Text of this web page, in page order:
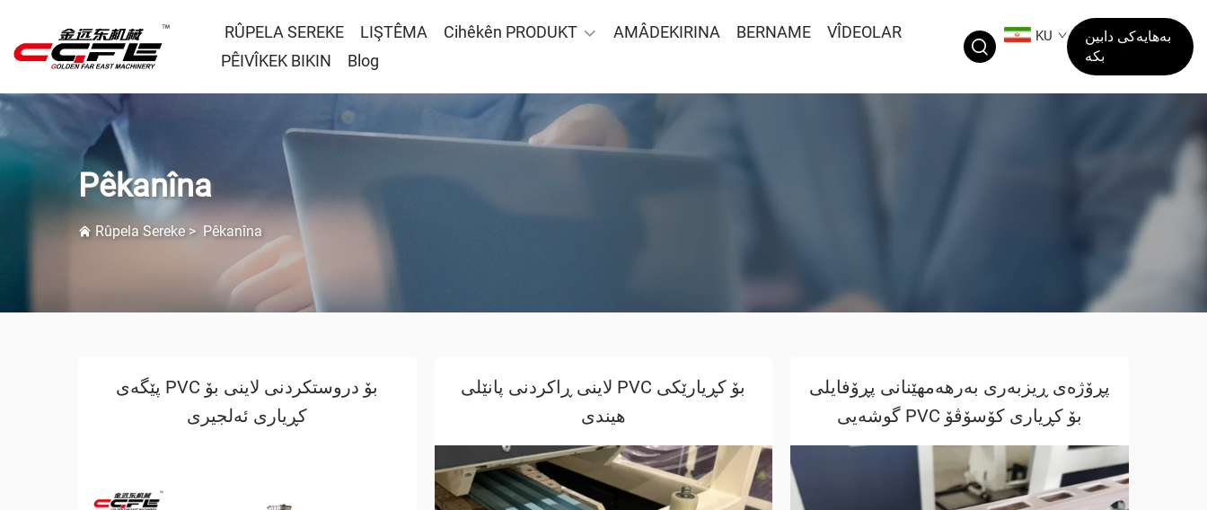
RÛPELA SEREKE LIŞTÊMA Cihêkên PRODUKT AMÂDEKIRINA BERNAME
VÎDEOLAR
PÊIVÎKEK BIKIN
Blog
KU
بەهایەکی دابین
بکە
Pêkanîna
Rûpela Sereke > Pêkanîna
پێگەی PVC بۆ دروستکردنی لاینی بۆ
کڕیاری ئەلجیری
لاینی ڕاکردنی پانێلی PVC بۆ کڕیارێکی
هیندی
پڕۆژەی ڕیزبەری بەرهەمهێنانی پڕۆفایلی
گوشه‌یی PVC بۆ کڕیاری کۆسۆڤۆ